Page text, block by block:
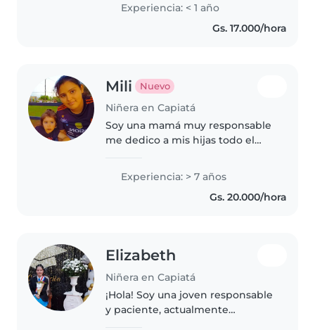
Experiencia: < 1 año
Gs. 17.000/hora
Mili Nuevo
Niñera en Capiatá
Soy una mamá muy responsable
me dedico a mis hijas todo el
los niños me gusta llevar a
pasear y ver televisión con ellos
lo mejor es ser mamá
Experiencia: > 7 años
Gs. 20.000/hora
Elizabeth
Niñera en Capiatá
¡Hola! Soy una joven responsable
y paciente, actualmente